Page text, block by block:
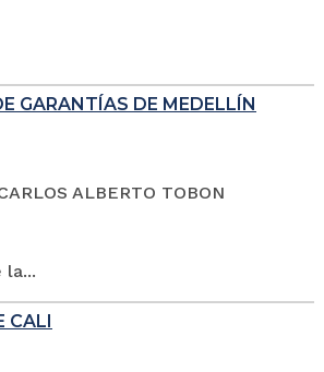
GARANTÍAS DE MEDELLÍN
ALBERTO TOBON
la...
CALI